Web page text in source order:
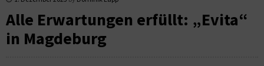
Alle Erwartungen erfüllt: „Evita“
in Magdeburg